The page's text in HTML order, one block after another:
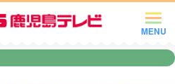
MENU